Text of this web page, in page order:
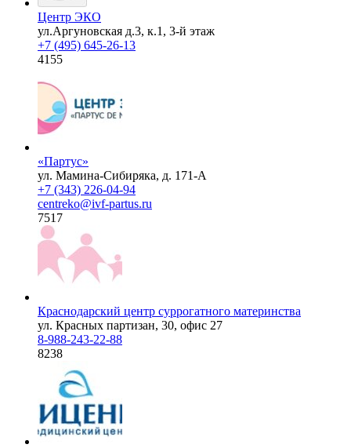
Центр ЭКО
ул.Аргуновская д.3, к.1, 3-й этаж
+7 (495) 645-26-13
4155
«Партус»
ул. Мамина-Сибиряка, д. 171-А
+7 (343) 226-04-94
centreko@ivf-partus.ru
7517
Краснодарский центр суррогатного материнства
ул. Красных партизан, 30, офис 27
8-988-243-22-88
8238